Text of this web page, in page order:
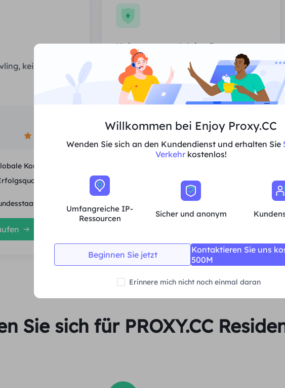
keine IP-
Konnektivität
von 99.5
Stadt und
Unbegrenzter Wohn-Proxy
Unbegrenzte Nutzung von Wohn-
Proxies, zufällig zugewiesene Länder.
Preis $0/Tag
Unbegrenzte Sitzungen und Bandbreite
Sie sich für PROXY.CC
Willkommen bei Enjoy Proxy.CC
Wenden Sie sich an den Kundendienst und erhalten Sie
Verkehrkostenlos!
Umfangreiche IP-
Ressourcen
Sicher und anonym
Beginnen Sie jetzt
Kontaktieren Sie uns
500M
Erinnere mich nicht noch einmal daran